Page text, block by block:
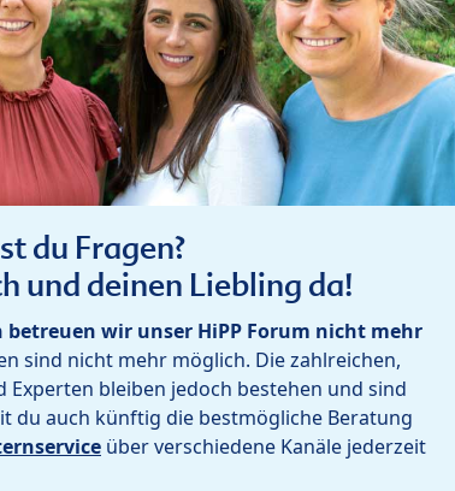
du Fragen?
und deinen Liebling da!
betreuen wir unser HiPP Forum nicht mehr
sind nicht mehr möglich. Die zahlreichen,
bleiben jedoch bestehen und sind
du auch künftig die bestmögliche Beratung
über verschiedene Kanäle jederzeit